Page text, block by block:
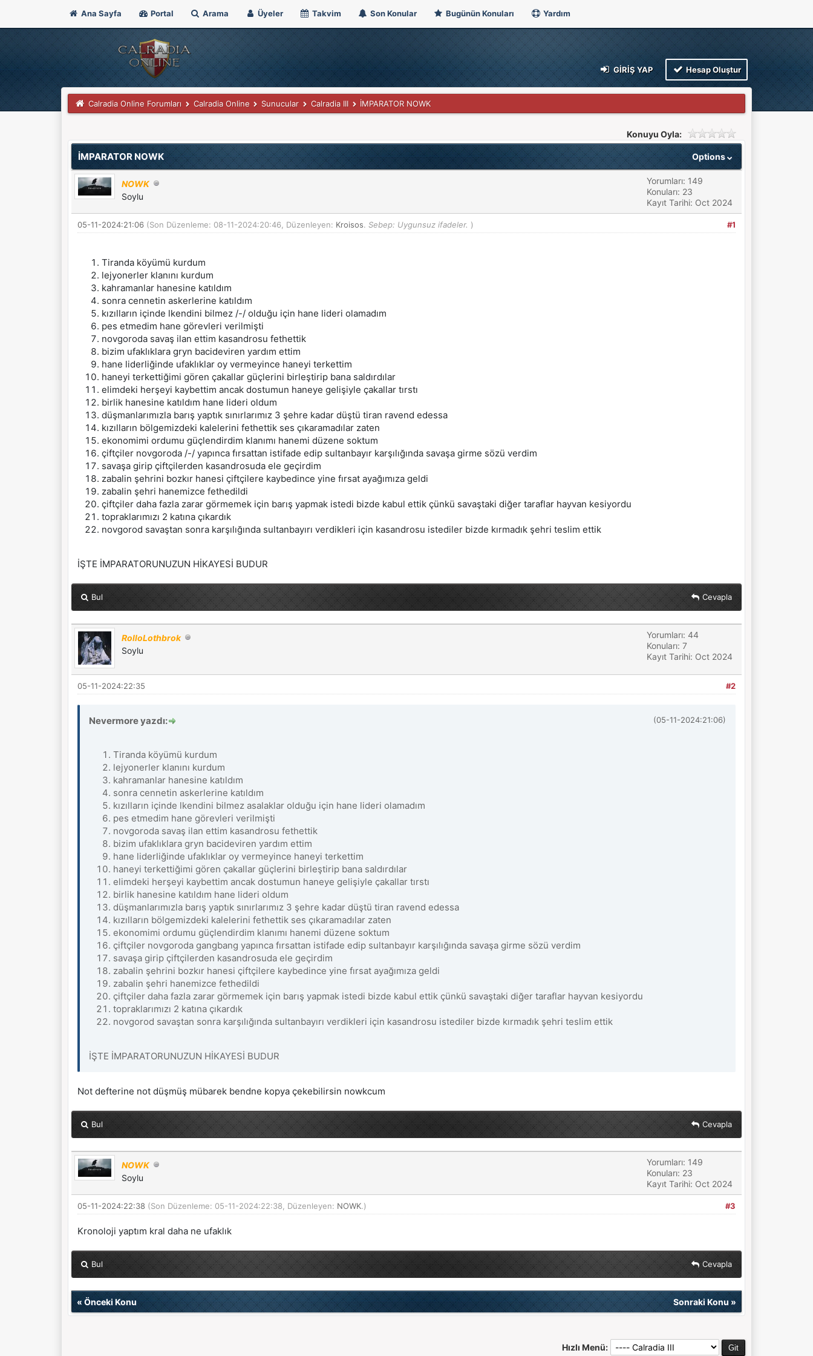
Ana Sayfa Portal Arama Üyeler Takvim Son Konular Bugünün Konuları Yardım
GIRIŞ YAP Hesap Oluştur
Calradia Online Forumları Calradia Online Sunucular Calradia III İMPARATOR NOWK
Konuyu Oyla:
Options
İMPARATOR NOWK
NOWK
Soylu
Yorumları: 149
Konuları: 23
Kayıt Tarihi: Oct 2024
#1
05-11-2024:21:06 (Son Düzenleme: 08-11-2024:20:46, Düzenleyen: Kroisos. Sebep: Uygunsuz ifadeler. )
Tiranda köyümü kurdum
lejyonerler klanını kurdum
kahramanlar hanesine katıldım
sonra cennetin askerlerine katıldım
kızılların içinde lkendini bilmez /-/ olduğu için hane lideri olamadım
pes etmedim hane görevleri verilmişti
novgoroda savaş ilan ettim kasandrosu fethettik
bizim ufaklıklara gryn bacideviren yardım ettim
hane liderliğinde ufaklıklar oy vermeyince haneyi terkettim
haneyi terkettiğimi gören çakallar güçlerini birleştirip bana saldırdılar
elimdeki herşeyi kaybettim ancak dostumun haneye gelişiyle çakallar tırstı
birlik hanesine katıldım hane lideri oldum
düşmanlarımızla barış yaptık sınırlarımız 3 şehre kadar düştü tiran ravend edessa
kızılların bölgemizdeki kalelerini fethettik ses çıkaramadılar zaten
ekonomimi ordumu güçlendirdim klanımı hanemi düzene soktum
çiftçiler novgoroda /-/ yapınca fırsattan istifade edip sultanbayır karşılığında savaşa girme sözü verdim
savaşa girip çiftçilerden kasandrosuda ele geçirdim
zabalin şehrini bozkır hanesi çiftçilere kaybedince yine fırsat ayağımıza geldi
zabalin şehri hanemizce fethedildi
çiftçiler daha fazla zarar görmemek için barış yapmak istedi bizde kabul ettik çünkü savaştaki diğer taraflar hayvan kesiyordu
topraklarımızı 2 katına çıkardık
novgorod savaştan sonra karşılığında sultanbayırı verdikleri için kasandrosu istediler bizde kırmadık şehri teslim ettik
İŞTE İMPARATORUNUZUN HİKAYESİ BUDUR
Bul Cevapla
RolloLothbrok
Soylu
Yorumları: 44
Konuları: 7
Kayıt Tarihi: Oct 2024
#2
05-11-2024:22:35
(05-11-2024:21:06)
Nevermore yazdı:
Tiranda köyümü kurdum
lejyonerler klanını kurdum
kahramanlar hanesine katıldım
sonra cennetin askerlerine katıldım
kızılların içinde lkendini bilmez asalaklar olduğu için hane lideri olamadım
pes etmedim hane görevleri verilmişti
novgoroda savaş ilan ettim kasandrosu fethettik
bizim ufaklıklara gryn bacideviren yardım ettim
hane liderliğinde ufaklıklar oy vermeyince haneyi terkettim
haneyi terkettiğimi gören çakallar güçlerini birleştirip bana saldırdılar
elimdeki herşeyi kaybettim ancak dostumun haneye gelişiyle çakallar tırstı
birlik hanesine katıldım hane lideri oldum
düşmanlarımızla barış yaptık sınırlarımız 3 şehre kadar düştü tiran ravend edessa
kızılların bölgemizdeki kalelerini fethettik ses çıkaramadılar zaten
ekonomimi ordumu güçlendirdim klanımı hanemi düzene soktum
çiftçiler novgoroda gangbang yapınca fırsattan istifade edip sultanbayır karşılığında savaşa girme sözü verdim
savaşa girip çiftçilerden kasandrosuda ele geçirdim
zabalin şehrini bozkır hanesi çiftçilere kaybedince yine fırsat ayağımıza geldi
zabalin şehri hanemizce fethedildi
çiftçiler daha fazla zarar görmemek için barış yapmak istedi bizde kabul ettik çünkü savaştaki diğer taraflar hayvan kesiyordu
topraklarımızı 2 katına çıkardık
novgorod savaştan sonra karşılığında sultanbayırı verdikleri için kasandrosu istediler bizde kırmadık şehri teslim ettik
İŞTE İMPARATORUNUZUN HİKAYESİ BUDUR
Not defterine not düşmüş mübarek bendne kopya çekebilirsin nowkcum
Bul Cevapla
NOWK
Soylu
Yorumları: 149
Konuları: 23
Kayıt Tarihi: Oct 2024
#3
05-11-2024:22:38 (Son Düzenleme: 05-11-2024:22:38, Düzenleyen: NOWK.)
Kronoloji yaptım kral daha ne ufaklık
Bul Cevapla
« Önceki Konu Sonraki Konu »
Hızlı Menü: